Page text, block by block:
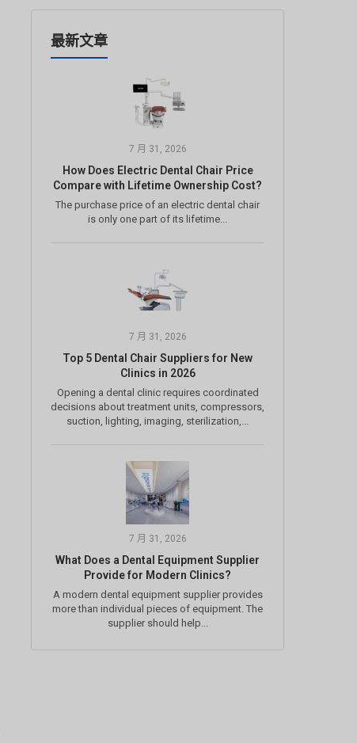
最新文章
7 月 31, 2026
How Does Electric Dental Chair Price
Compare with Lifetime Ownership Cost?
The purchase price of an electric dental chair
is only one part of its lifetime...
7 月 31, 2026
Top 5 Dental Chair Suppliers for New
Clinics in 2026
Opening a dental clinic requires coordinated
decisions about treatment units, compressors,
suction, lighting, imaging, sterilization,...
7 月 31, 2026
What Does a Dental Equipment Supplier
Provide for Modern Clinics?
A modern dental equipment supplier provides
more than individual pieces of equipment. The
supplier should help...